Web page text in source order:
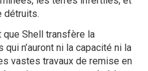
détruits.
Shell transfère la
n’auront ni la capacité ni la
vastes travaux de remise en